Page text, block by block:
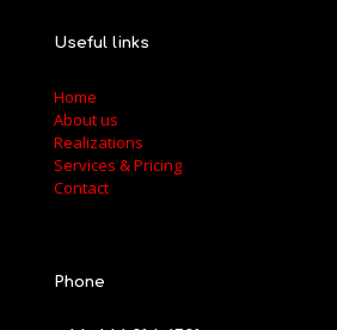
Useful links
Home
About us
Realizations
Services & Pricing
Contact
Phone